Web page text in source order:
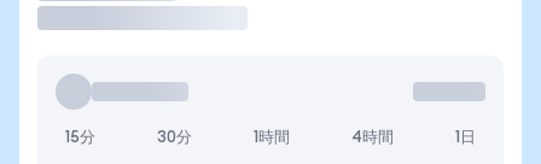
15分 30分 1時間 4時間 1日